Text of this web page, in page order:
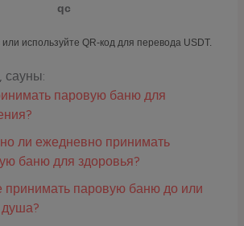
qc
используйте QR-код для перевода USDT.
сауны:
паровую баню для
ли ежедневно принимать
баню для здоровья?
принимать паровую баню до или